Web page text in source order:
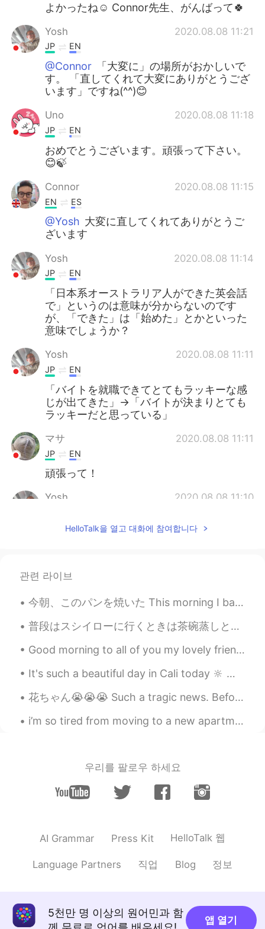
よかったね☺️ Connor先生、がんばって🍀
Yosh 2020.08.08 11:21
JP EN
@Connor
「大変に」の場所がおかしいで
す。 「直してくれて大変にありがとうござ
います」ですね(^^)😊
Uno 2020.08.08 11:18
JP EN
おめでとうございます。頑張って下さい。
😊🍃
Connor 2020.08.08 11:15
EN ES
@Yosh 大変に直してくれてありがとうご
ざいます
Yosh 2020.08.08 11:14
JP EN
「日本系オーストラリア人ができた英会話
で」というのは意味が分からないのです
が、「できた」は「始めた」とかといった
意味でしょうか？
Yosh 2020.08.08 11:11
JP EN
「バイトを就職できてとてもラッキーな感
じが出てきた」→「バイトが決まりとても
ラッキーだと思っている」
マサ 2020.08.08 11:11
JP EN
頑張って！
Yosh 2020.08.08 11:10
日本語で「バイトを就職できた」という表
と言うのがいいかと思います。 「
EN ES
@Satoko ありがとうございます😊😊
Satoko 2020.08.08 10:57
HelloTalk을 열고 대화에 참여합니다
관련 라이브
今朝、このパンを焼いた This morning I baked this bread 妹の家族を訪ねて行って予定があったので、昨日に作って始めた I had plans to go and ...
普段はスシイローに行くときは茶碗蒸しとイクラ寿司しか食べる けど今日私は新しいメニューを発見しましたうなぎそしてそれ $10.50（859.42円）でした 私だけで$34.84（2851.53円...
Good morning to all of you my lovely friends wherever you are . Another fabulous sunny spring mor...
It's such a beautiful day in Cali today 🔆 🌴🔆 good morning y'all I hope you have a productive ...
花ちゃん😭😭😭 Such a tragic news. Before you type and send it out, think. Someone out there might ge...
i’m so tired from moving to a new apartment today 😰 time to relax 🙌🏻 it was so hot in osaka toda...
우리를 팔로우 하세요
AI Grammar Press Kit HelloTalk 웹
Language Partners 직업 Blog 정보
5천만 명 이상의 원어민과 함
앱 열기